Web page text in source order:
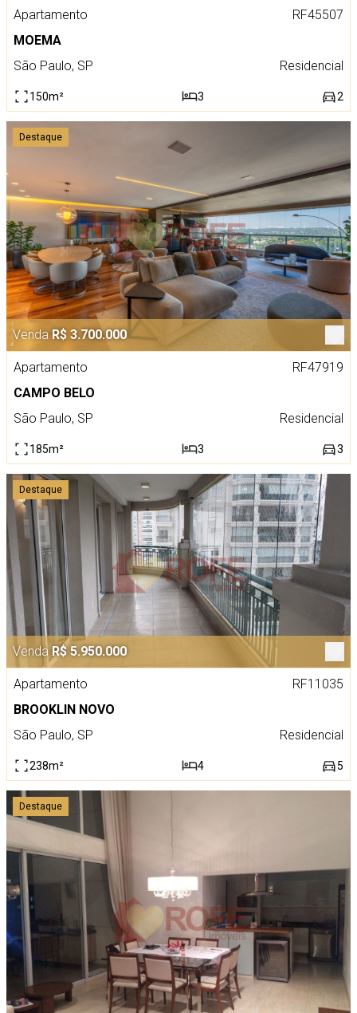
Apartamento
RF45507
MOEMA
São Paulo, SP
Residencial
150m² 3 2
Destaque
Venda R$ 3.700.000
Apartamento
RF47919
CAMPO BELO
São Paulo, SP
Residencial
185m² 3 3
Destaque
Venda R$ 5.950.000
Apartamento
RF11035
BROOKLIN NOVO
São Paulo, SP
Residencial
238m² 4 5
Destaque